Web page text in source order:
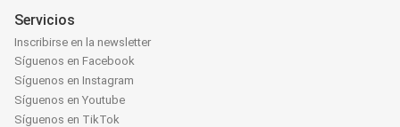
Servicios
Inscribirse en la newsletter
Síguenos en Facebook
Síguenos en Instagram
Síguenos en Youtube
Síguenos en TikTok